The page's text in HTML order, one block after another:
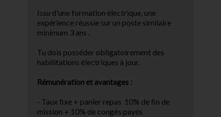
Issu d'une formation électrique, une
expérience réussie sur un poste similaire
minimum 3 ans .
Tu dois posséder obligatoirement des
habilitations électriques à jour.
Rémunération et avantages :
- Taux fixe + panier repas 10% de fin de
mission + 10% de congés payés